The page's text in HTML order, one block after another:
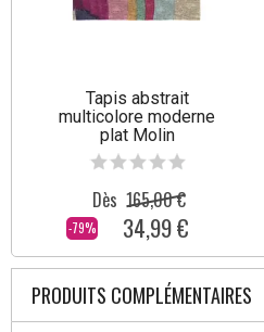
Tapis abstrait
multicolore moderne
plat Molin
-79%
Dès 165,00 €
34,99 €
PRODUITS COMPLÉMENTAIRES